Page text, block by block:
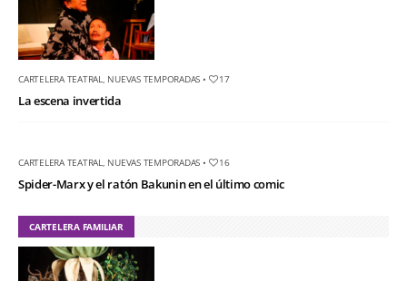
CARTELERA TEATRAL NUEVAS TEMPORADAS • 17
La escena invertida
CARTELERA TEATRAL NUEVAS TEMPORADAS • 16
Spider-Marx y el ratón Bakunin en el último comic
CARTELERA FAMILIAR